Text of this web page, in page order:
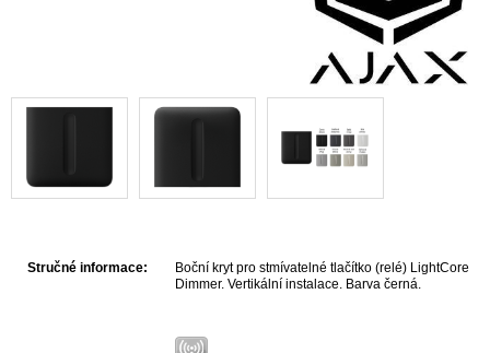
Stručné informace:
Boční kryt pro stmívatelné tlačítko (relé) LightCore
Dimmer. Vertikální instalace. Barva černá.